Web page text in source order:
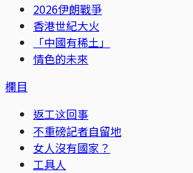
2026伊朗戰爭
香港世紀大火
「中國有稀土」
情色的未來
欄目
返工这回事
不重磅記者自留地
女人沒有國家？
工具人